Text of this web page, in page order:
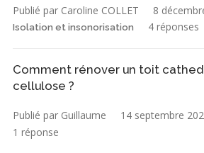
Publié par Caroline COLLET 8
Isolation et insonorisation 4 réponses
Comment rénover un toit
cellulose ?
Publié par Guillaume 14 septembre
1 réponse